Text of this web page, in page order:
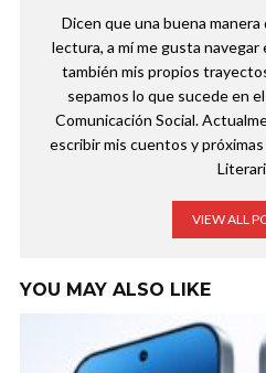
Dicen que una buena manera
lectura, a mí me gusta
también mis propios
sepamos lo que sucede en
Comunicación Social.
escribir mis cuentos y
VIEW ALL
YOU MAY ALSO LIKE